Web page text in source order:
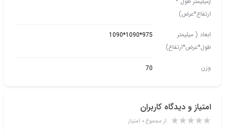
ارتفاع*عرض)
ابعاد ( میلیمتر
طول*عرض*ارتفاع)
975*1090*1090
وزن 70
امتیاز و دیدگاه کاربران
از مجموع ۰ امتیاز